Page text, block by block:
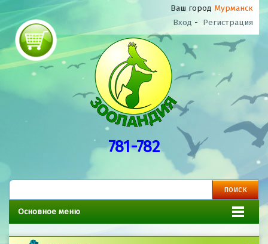
Ваш город Мурманск
Вход - Регистрация
781-782
Основное меню